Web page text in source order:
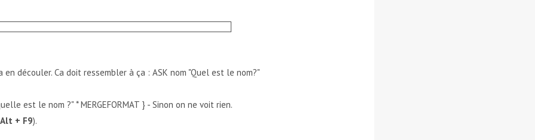
découler. Ca doit ressembler à ça : ASK nom "Quel est le nom?"
est le nom ?" * MERGEFORMAT } - Sinon on ne voit rien.
Alt + F9).